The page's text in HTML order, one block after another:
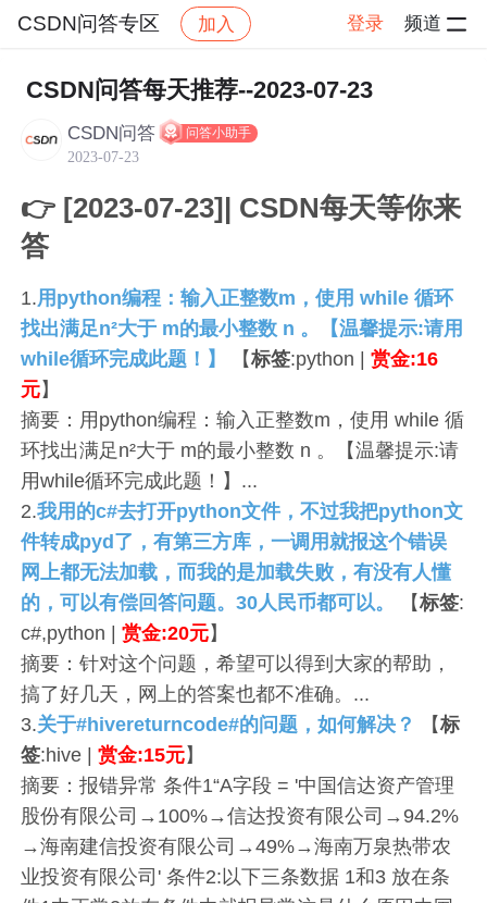
CSDN问答专区 加入 登录 频道
社区 CSDN问答专区 每日推荐
CSDN问答每天推荐--2023-07-23
CSDN问答 问答小助手
2023-07-23
👉 [2023-07-23]| CSDN每天等你来
答
1.用python编程：输入正整数m，使用 while 循环
找出满足n²大于 m的最小整数 n 。【温馨提示:请用
while循环完成此题！】
【标签:python |赏金:16
元】
摘要：用python编程：输入正整数m，使用 while 循
环找出满足n²大于 m的最小整数 n 。【温馨提示:请
用while循环完成此题！】...
2.我用的c#去打开python文件，不过我把python文
件转成pyd了，有第三方库，一调用就报这个错误
网上都无法加载，而我的是加载失败，有没有人懂
的，可以有偿回答问题。30人民币都可以。
【标签:
c#,python |赏金:20元】
摘要：针对这个问题，希望可以得到大家的帮助，
搞了好几天，网上的答案也都不准确。...
3.关于#hivereturncode#的问题，如何解决？ 【标
签:hive |赏金:15元】
摘要：报错异常 条件1“A字段 = '中国信达资产管理
股份有限公司→100%→信达投资有限公司→94.2%
→海南建信投资有限公司→49%→海南万泉热带农
业投资有限公司' 条件2:以下三条数据 1和3 放在条